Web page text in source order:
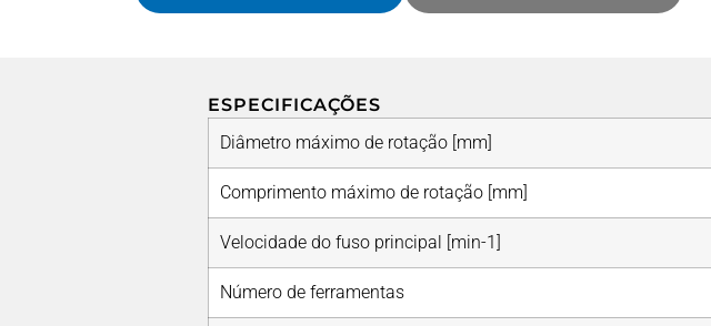
ESPECIFICAÇÕES
Diâmetro máximo de rotação [mm]
Comprimento máximo de rotação [mm]
Velocidade do fuso principal [min-1]
Número de ferramentas